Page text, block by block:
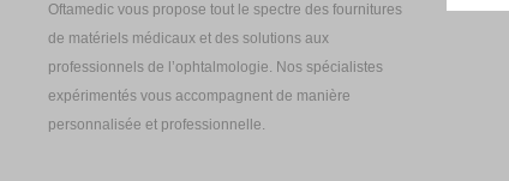
Oftamedic vous propose tout le spectre des fournitures
de matériels médicaux et des solutions aux
professionnels de l’ophtalmologie. Nos spécialistes
expérimentés vous accompagnent de manière
personnalisée et professionnelle.